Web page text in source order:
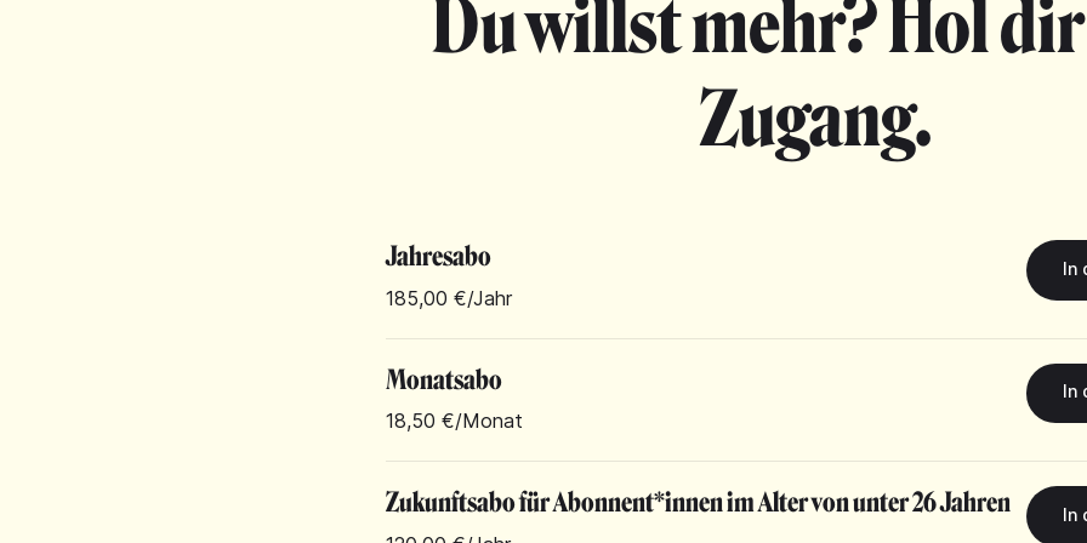
Du willst mehr? Hol
Zugang.
Jahresabo
185,00 €/Jahr
Monatsabo
18,50 €/Monat
Zukunftsabo für Abonnent*innen im Alter von unter 26 Jahren